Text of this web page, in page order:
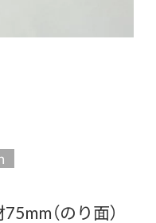
（のり面）